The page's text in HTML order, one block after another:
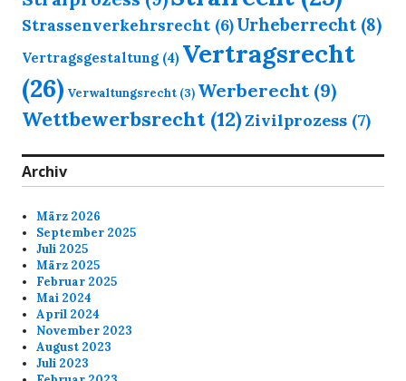
Strassenverkehrsrecht (6)Urheberrecht(8)
Vertragsgestaltung (4) Vertragsrecht
(26) Verwaltungsrecht (3) Werberecht(9)
Wettbewerbsrecht(12)Zivilprozess (7)
Archiv
März 2026
September 2025
Juli 2025
März 2025
Februar 2025
Mai 2024
April 2024
November 2023
August 2023
Juli 2023